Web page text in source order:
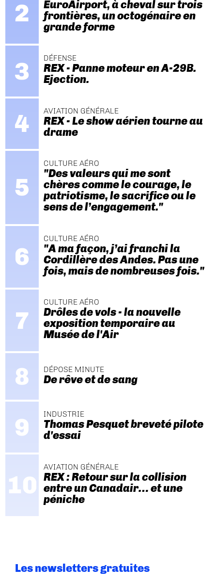
EuroAirport, à cheval sur trois
frontières, un octogénaire en
grande forme
DÉFENSE
REX - Panne moteur en A-29B.
Ejection.
AVIATION GÉNÉRALE
REX - Le show aérien tourne au
drame
CULTURE AÉRO
"Des valeurs qui me sont
chères comme le courage, le
patriotisme, le sacrifice ou le
sens de l’engagement."
CULTURE AÉRO
"A ma façon, j’ai franchi la
Cordillère des Andes. Pas une
fois, mais de nombreuses fois."
CULTURE AÉRO
Drôles de vols - la nouvelle
exposition temporaire au
Musée de l'Air
DÉPOSE MINUTE
De rêve et de sang
INDUSTRIE
Thomas Pesquet breveté pilote
d'essai
AVIATION GÉNÉRALE
REX : Retour sur la collision
entre un Canadair… et une
péniche
Les newsletters gratuites